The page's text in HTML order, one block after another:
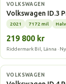
Elbil
VOLKSWAGEN
Volkswagen ID.3
2021 7172 mil
219 800 kr
Riddermark Bil, Länna ·
Elbil
VOLKSWAGEN